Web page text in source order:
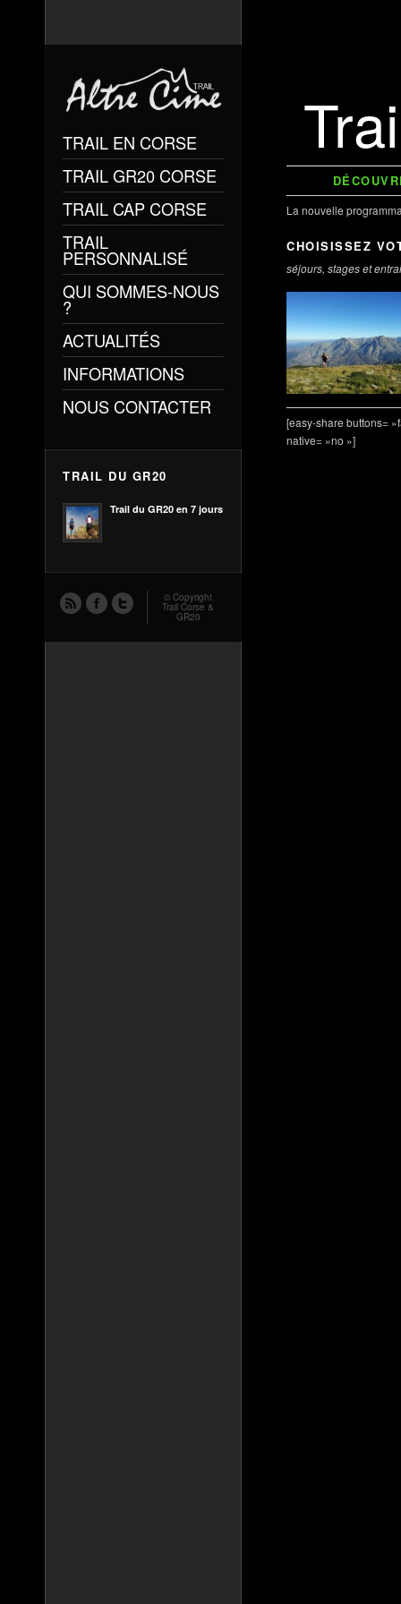
La nouvelle
CHOISISSEZ
séjours, stages et
[easy-share buttons=
native= »no »]
TRAIL EN CORSE
TRAIL GR20 CORSE
TRAIL CAP CORSE
TRAIL
PERSONNALISÉ
QUI SOMMES-NOUS
?
ACTUALITÉS
INFORMATIONS
NOUS CONTACTER
TRAIL DU GR20
Trail du GR20 en 7 jours
© Copyright
Trail Corse &
GR20